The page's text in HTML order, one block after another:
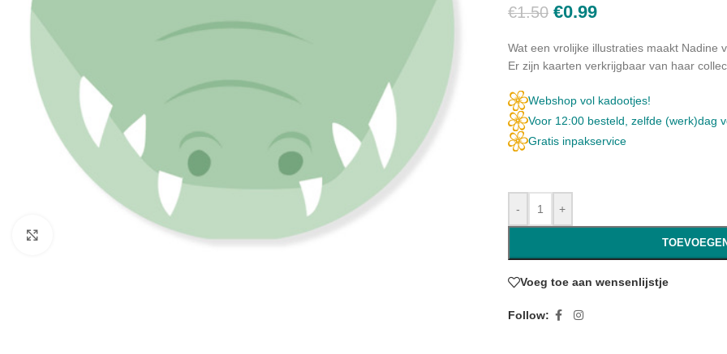
€1.50 €0.99
Wat een vrolijke illustraties maakt Nadine
Er zijn kaarten verkrijgbaar van haar
Webshop vol kadootjes!
Voor 12:00 besteld, zelfde (werk)dag
Gratis inpakservice
- +
Voeg toe aan wensenlijstje
Follow: